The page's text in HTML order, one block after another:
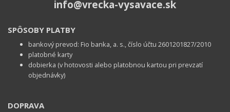
info@vrecka-vysavace.sk
SPÔSOBY PLATBY
bankový prevod: Fio banka, a. s., číslo účtu 2601201827/2010
platobné karty
dobierka (v hotovosti alebo platobnou kartou pri prevzatí
objednávky)
DOPRAVA